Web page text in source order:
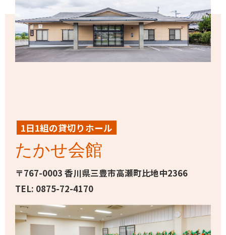
1日1組の貸切りホール
たかせ会館
〒767-0003 香川県三豊市高瀬町比地中2366
TEL: 0875-72-4170